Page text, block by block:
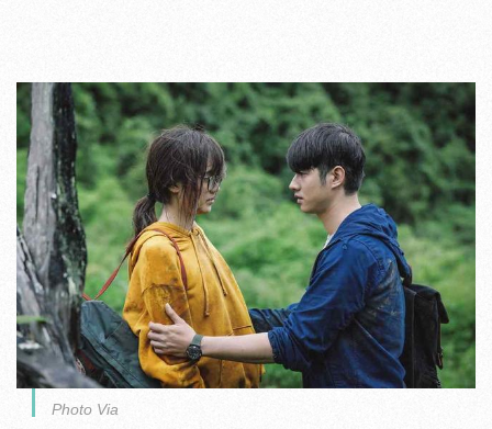
Photo Via